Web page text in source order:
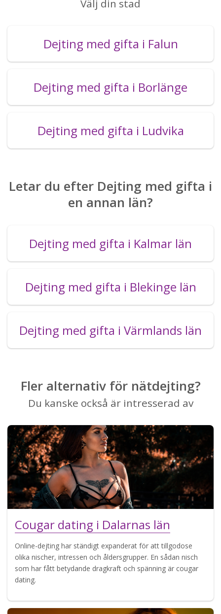
Välj din stad
Dejting med gifta i Falun
Dejting med gifta i Borlänge
Dejting med gifta i Ludvika
Letar du efter Dejting med gifta i
en annan län?
Dejting med gifta i Kalmar län
Dejting med gifta i Blekinge län
Dejting med gifta i Värmlands län
Fler alternativ för nätdejting?
Du kanske också är intresserad av
Cougar dating i Dalarnas län
Online-dejting har ständigt expanderat för att tillgodose
olika nischer, intressen och åldersgrupper. En sådan nisch
som har fått betydande dragkraft och spänning är cougar
dating.